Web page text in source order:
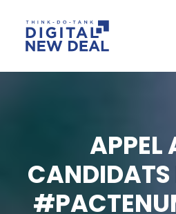
APPEL
CANDIDATS